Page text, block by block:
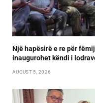
Një hapësirë e re për
inaugurohet këndi i
AUGUST 5, 2026